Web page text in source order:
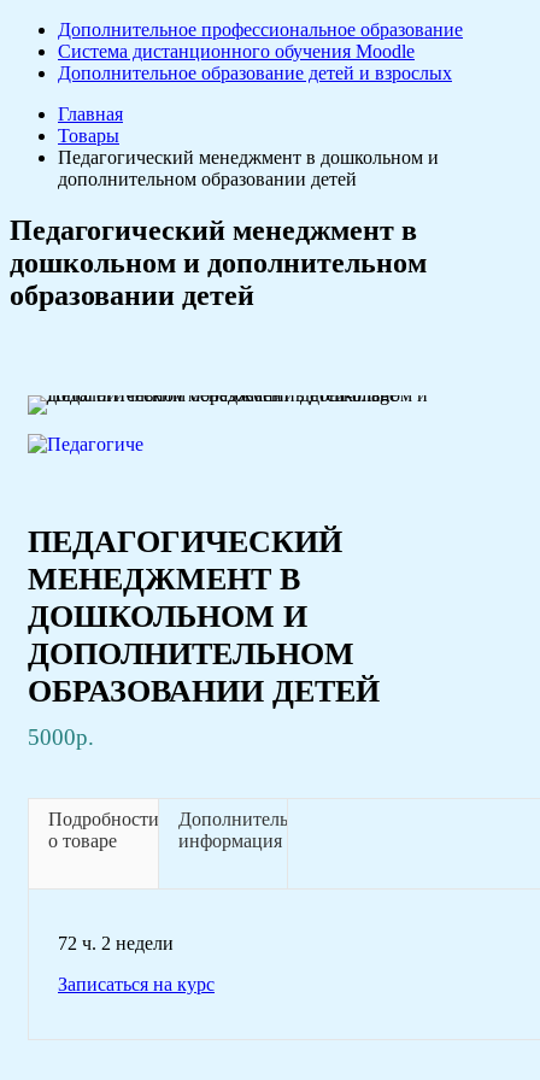
Дополнительное профессиональное образование
Система дистанционного обучения Moodle
Дополнительное образование детей и взрослых
Главная
Товары
Педагогический менеджмент в дошкольном и
дополнительном образовании детей
Педагогический менеджмент в
дошкольном и дополнительном
образовании детей
ПЕДАГОГИЧЕСКИЙ
МЕНЕДЖМЕНТ В
ДОШКОЛЬНОМ И
ДОПОЛНИТЕЛЬНОМ
ОБРАЗОВАНИИ ДЕТЕЙ
5000р.
Подробности
о товаре
Дополнительная
информация
72 ч. 2 недели
Записаться на курс